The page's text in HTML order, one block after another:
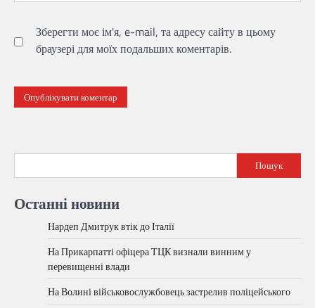
Зберегти моє ім'я, e-mail, та адресу сайту в цьому
браузері для моїх подальших коментарів.
Пошук
Останні новини
Нардеп Дмитрук втік до Італії
На Прикарпатті офіцера ТЦК визнали винним у
перевищенні влади
На Волині військовослужбовець застрелив поліцейського